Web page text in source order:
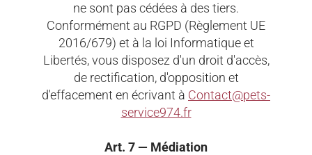
ne sont pas cédées à des tiers.
Conformément au RGPD (Règlement UE
2016/679) et à la loi Informatique et
Libertés, vous disposez d'un droit d'accès,
de rectification, d'opposition et
d'effacement en écrivant à Contact@pets-
service974.fr
Art. 7 — Médiation